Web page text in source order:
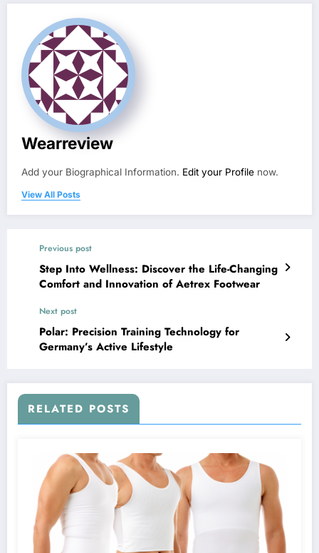
Wearreview
Add your Biographical Information. Edit your Profile now.
View All Posts
Previous post
Step Into Wellness: Discover the Life-Changing
Comfort and Innovation of Aetrex Footwear
Next post
Polar: Precision Training Technology for
Germany’s Active Lifestyle
RELATED POSTS